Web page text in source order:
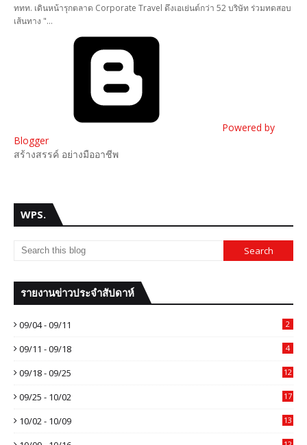
ททท. เดินหน้ารุกตลาด Corporate Travel ดึงเอเย่นต์กว่า 52 บริษัท ร่วมทดสอบ
เส้นทาง "…
Powered by
Blogger
สร้างสรรค์ อย่างมืออาชีพ
WPS.
รายงานข่าวประจำสัปดาห์
09/04 - 09/11 2
09/11 - 09/18 4
09/18 - 09/25 12
09/25 - 10/02 17
10/02 - 10/09 13